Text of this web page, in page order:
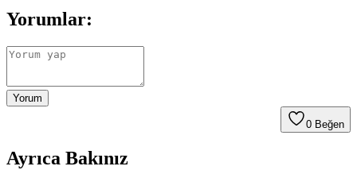
Yorumlar:
Yorum
0 Beğen
Ayrıca Bakınız